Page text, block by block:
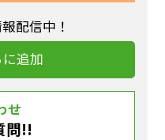
配信中！
追加
せ
問!!